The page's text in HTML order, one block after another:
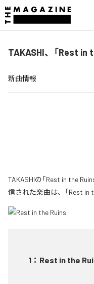
TAKASHI、「Rest in
新曲情報
TAKASHIの「Rest in the
信された楽曲は、「Rest in
1 ： Rest in the